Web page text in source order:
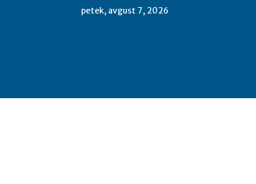
petek, avgust 7, 2026